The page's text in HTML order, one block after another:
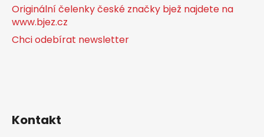
Originální čelenky české značky bjež najdete na
www.bjez.cz
Chci odebírat newsletter
Kontakt